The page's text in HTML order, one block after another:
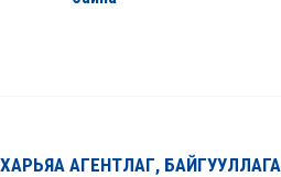
ХАРЬЯА АГЕНТЛАГ, БАЙГУУЛЛАГА